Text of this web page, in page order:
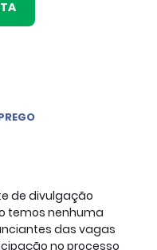
de divulgação
temos nenhuma
das vagas
no processo